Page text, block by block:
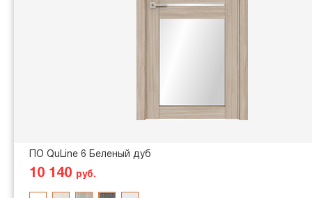
ПО QuLine 6 Беленый дуб
10 140 руб.